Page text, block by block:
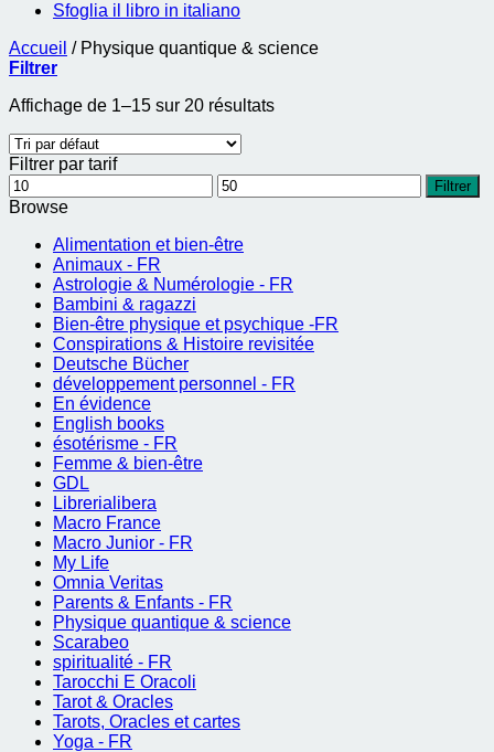
Sfoglia il libro in italiano
Accueil /Physique quantique & science
Filtrer
Affichage de 1–15 sur 20 résultats
Filtrer par tarif
Prix
min
Prix
max
Filtrer
Browse
Alimentation et bien-être
Animaux - FR
Astrologie & Numérologie - FR
Bambini & ragazzi
Bien-être physique et psychique -FR
Conspirations & Histoire revisitée
Deutsche Bücher
développement personnel - FR
En évidence
English books
ésotérisme - FR
Femme & bien-être
GDL
Librerialibera
Macro France
Macro Junior - FR
My Life
Omnia Veritas
Parents & Enfants - FR
Physique quantique & science
Scarabeo
spiritualité - FR
Tarocchi E Oracoli
Tarot & Oracles
Tarots, Oracles et cartes
Yoga - FR